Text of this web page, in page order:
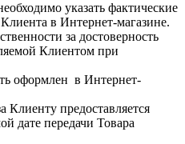
указать фактические
в Интернет-магазине.
за достоверность
Клиентом при
оформлен в Интернет-
Клиенту предоставляется
дате передачи Товара